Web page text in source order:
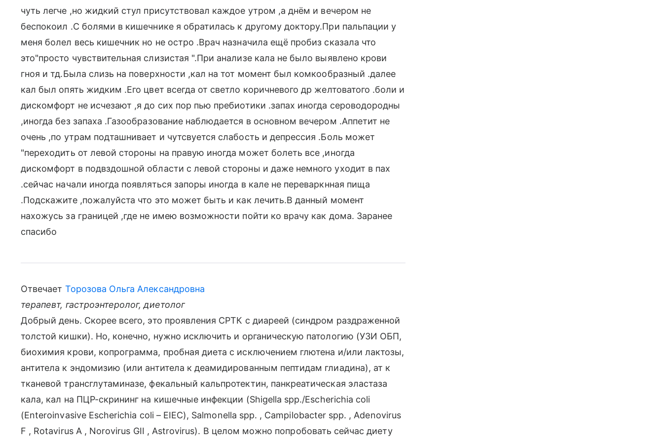
чуть легче ,но жидкий стул присутствовал каждое утром ,а днём и вечером не
беспокоил .С болями в кишечнике я обратилась к другому доктору.При пальпации у
меня болел весь кишечник но не остро .Врач назначила ещё пробиз сказала что
это"просто чувствительная слизистая ".При анализе кала не было выявлено крови
гноя и тд.Была слизь на поверхности ,кал на тот момент был комкообразный .далее
кал был опять жидким .Его цвет всегда от светло коричневого др желтоватого .боли и
дискомфорт не исчезают ,я до сих пор пью пребиотики .запах иногда сероводородны
,иногда без запаха .Газообразование наблюдается в основном вечером .Аппетит не
очень ,по утрам подташнивает и чутсвуется слабость и депрессия .Боль может
"переходить от левой стороны на правую иногда может болеть все ,иногда
дискомфорт в подвздошной области с левой стороны и даже немного уходит в пах
.сейчас начали иногда появляться запоры иногда в кале не переваркнная пища
.Подскажите ,пожалуйста что это может быть и как лечить.В данный момент
нахожусь за границей ,где не имею возможности пойти ко врачу как дома. Заранее
спасибо
Отвечает Торозова Ольга Александровна
терапевт, гастроэнтеролог, диетолог
Добрый день. Скорее всего, это проявления СРТК с диареей (синдром раздраженной
толстой кишки). Но, конечно, нужно исключить и органическую патологию (УЗИ ОБП,
биохимия крови, копрограмма, пробная диета с исключением глютена и/или лактозы,
антитела к эндомизию (или антитела к деамидированным пептидам глиадина), ат к
тканевой трансглутаминазе, фекальный кальпротектин, панкреатическая эластаза
кала, кал на ПЦР-скрининг на кишечные инфекции (Shigella spp./Escherichia coli
(Enteroinvasive Escherichia coli – EIEC), Salmonella spp. , Campilobacter spp. , Adenovirus
F , Rotavirus A , Norovirus GII , Astrovirus). В целом можно попробовать сейчас диету